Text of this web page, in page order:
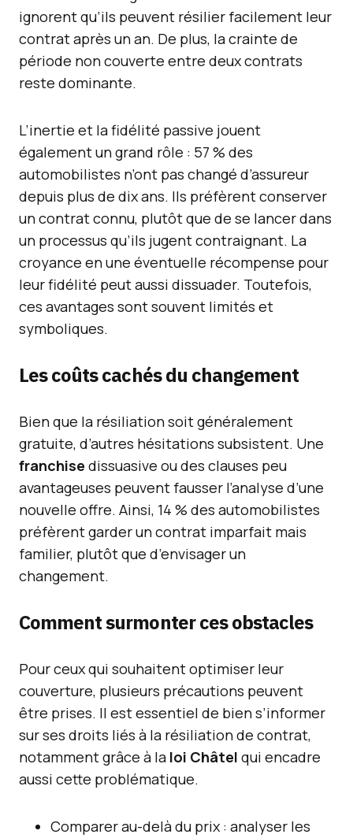
ignorent qu’ils peuvent résilier facilement leur
contrat après un an. De plus, la crainte de
période non couverte entre deux contrats
reste dominante.
L’inertie et la fidélité passive jouent
également un grand rôle : 57 % des
automobilistes n’ont pas changé d’assureur
depuis plus de dix ans. Ils préfèrent conserver
un contrat connu, plutôt que de se lancer dans
un processus qu’ils jugent contraignant. La
croyance en une éventuelle récompense pour
leur fidélité peut aussi dissuader. Toutefois,
ces avantages sont souvent limités et
symboliques.
Les coûts cachés du changement
Bien que la résiliation soit généralement
gratuite, d’autres hésitations subsistent. Une
franchise dissuasive ou des clauses peu
avantageuses peuvent fausser l’analyse d’une
nouvelle offre. Ainsi, 14 % des automobilistes
préfèrent garder un contrat imparfait mais
familier, plutôt que d’envisager un
changement.
Comment surmonter ces obstacles
Pour ceux qui souhaitent optimiser leur
couverture, plusieurs précautions peuvent
être prises. Il est essentiel de bien s’informer
sur ses droits liés à la résiliation de contrat,
notamment grâce à la loi Châtel qui encadre
aussi cette problématique.
Comparer au-delà du prix : analyser les